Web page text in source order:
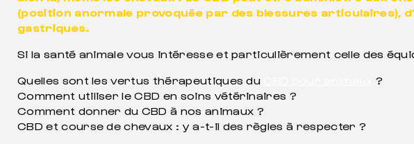
(position anormale provoquée par des blessures articulaires),
gastriques.
Si la santé animale vous intéresse et particulièrement celle des
Quelles sont les vertus thérapeutiques du
?
Comment utiliser le CBD en soins vétérinaires ?
Comment donner du CBD à nos animaux ?
CBD et course de chevaux : y a-t-il des règles à respecter ?